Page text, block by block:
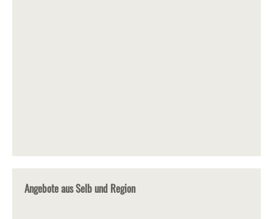
Angebote aus Selb und Region